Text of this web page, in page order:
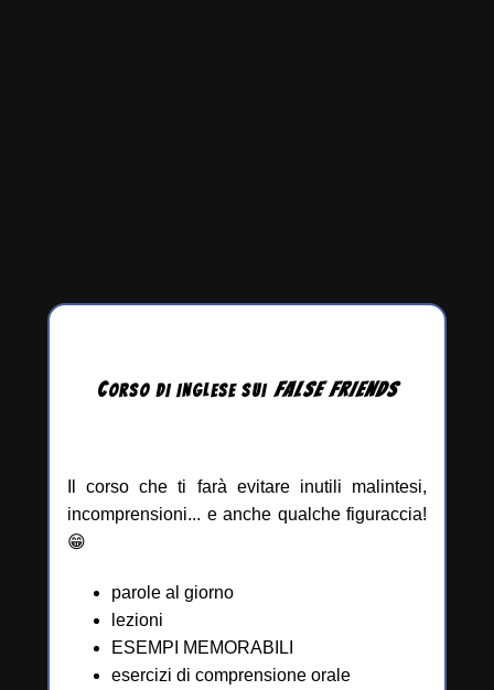
CORSO DI INGLESE SUI FALSEFRIENDS
Il corso che ti farà evitare inutili malintesi,
incomprensioni... e anche qualche figuraccia!
😁
parole al giorno
lezioni
ESEMPI MEMORABILI
esercizi di comprensione orale